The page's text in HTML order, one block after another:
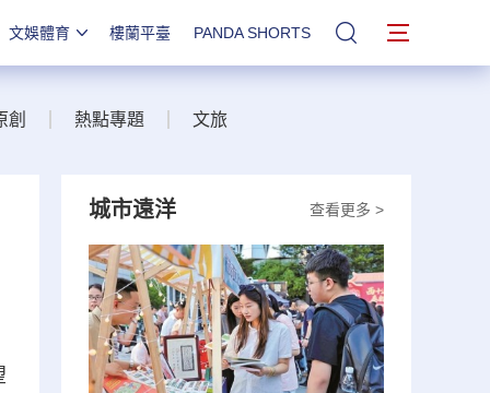
文娛體育 樓蘭平臺 PANDA SHORTS 站內搜索
創 熱點專題 文旅
查看更多 >
城市遠洋